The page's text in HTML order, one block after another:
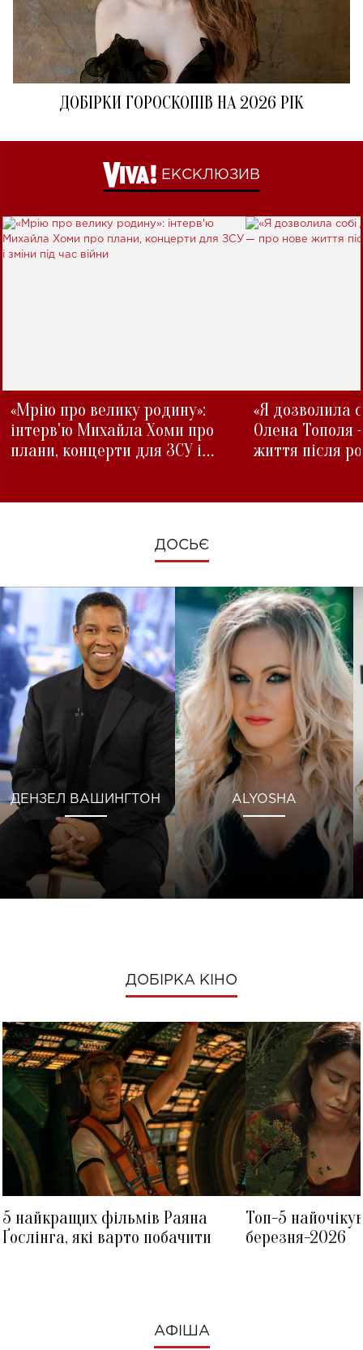
ДОБІРКИ ГОРОСКОПІВ НА 2026 РІК
ЕКСКЛЮЗИВ
«Мрію про велику родину»:
інтерв'ю Михайла Хоми про
плани, концерти для ЗСУ і
«Я дозволила
Олена Тополя
життя після
ДОСЬЄ
ДЕНЗЕЛ ВАШИНГТОН ALYOSHA
ДОБІРКА КІНО
5 найкращих фільмів Раяна
Ґослінга, які варто побачити
Топ-5
березня-2026
АФІША